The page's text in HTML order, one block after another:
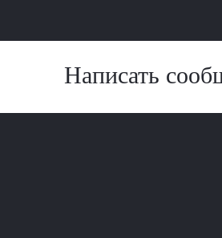
Написать